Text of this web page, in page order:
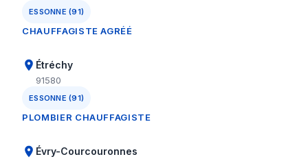
ESSONNE (91)
CHAUFFAGISTE AGRÉÉ
Étréchy
91580
ESSONNE (91)
PLOMBIER CHAUFFAGISTE
Évry-Courcouronnes